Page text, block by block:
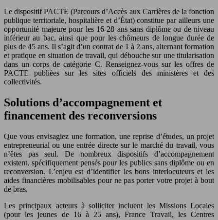
Le dispositif PACTE (Parcours d’Accès aux Carrières de la fonction
publique territoriale, hospitalière et d’État) constitue par ailleurs une
opportunité majeure pour les 16-28 ans sans diplôme ou de niveau
inférieur au bac, ainsi que pour les chômeurs de longue durée de
plus de 45 ans. Il s’agit d’un contrat de 1 à 2 ans, alternant formation
et pratique en situation de travail, qui débouche sur une titularisation
dans un corps de catégorie C. Renseignez-vous sur les offres de
PACTE publiées sur les sites officiels des ministères et des
collectivités.
Solutions d’accompagnement et
financement des reconversions
Que vous envisagiez une formation, une reprise d’études, un projet
entrepreneurial ou une entrée directe sur le marché du travail, vous
n’êtes pas seul. De nombreux dispositifs d’accompagnement
existent, spécifiquement pensés pour les publics sans diplôme ou en
reconversion. L’enjeu est d’identifier les bons interlocuteurs et les
aides financières mobilisables pour ne pas porter votre projet à bout
de bras.
Les principaux acteurs à solliciter incluent les Missions Locales
(pour les jeunes de 16 à 25 ans), France Travail, les Centres